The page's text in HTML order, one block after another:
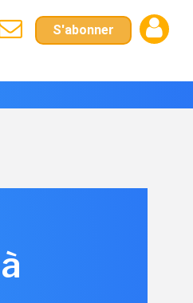
S'abonner